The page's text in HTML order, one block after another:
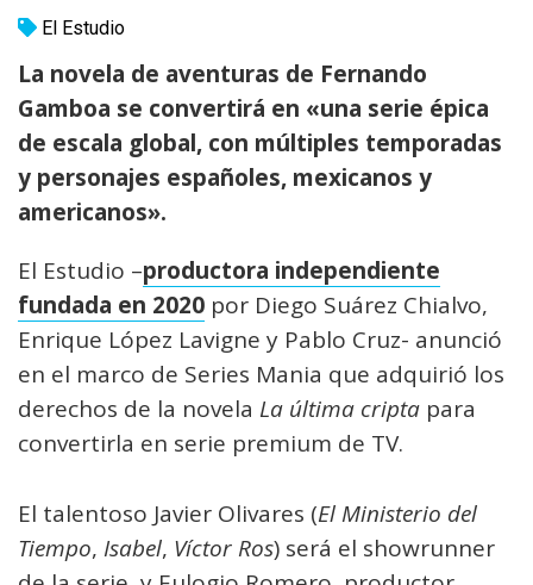
El Estudio
La novela de aventuras de Fernando
Gamboa se convertirá en «una serie épica
de escala global, con múltiples temporadas
y personajes españoles, mexicanos y
americanos».
El Estudio –productora independiente
fundada en 2020 por Diego Suárez Chialvo,
Enrique López Lavigne y Pablo Cruz- anunció
en el marco de Series Mania que adquirió los
derechos de la novela La última cripta para
convertirla en serie premium de TV.
El talentoso Javier Olivares (El Ministerio del
Tiempo, Isabel, Víctor Ros) será el showrunner